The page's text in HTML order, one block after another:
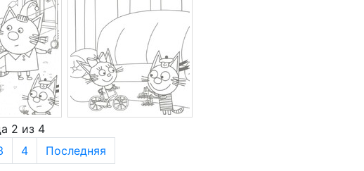
2 из 4
4 Последняя